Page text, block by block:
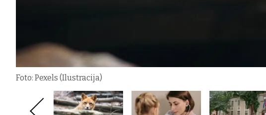
Foto: Pexels (Ilustracija)